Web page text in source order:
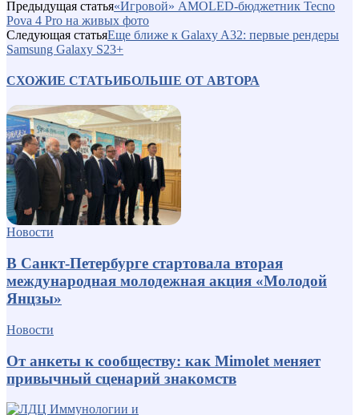
Предыдущая статья«Игровой» AMOLED-бюджетник Tecno
Pova 4 Pro на живых фото
Следующая статьяЕще ближе к Galaxy A32: первые рендеры
Samsung Galaxy S23+
СХОЖИЕ СТАТЬИБОЛЬШЕ ОТ АВТОРА
Новости
В Санкт-Петербурге стартовала вторая
международная молодежная акция «Молодой
Янцзы»
Новости
От анкеты к сообществу: как Mimolet меняет
привычный сценарий знакомств